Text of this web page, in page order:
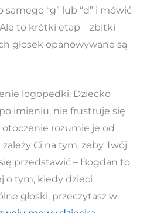
samego “g” lub “d” i mówić
to krótki etap – zbitki
głosek opanowywane są
logopedki. Dziecko
imieniu, nie frustruje się
rozumie je od
Ci na tym, żeby Twój
przedstawić – Bogdan to
o tym, kiedy dzieci
głoski, przeczytasz w